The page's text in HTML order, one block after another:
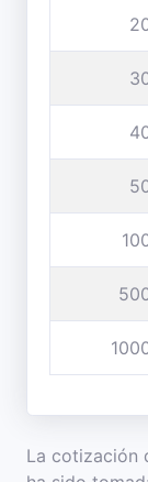
La cotización